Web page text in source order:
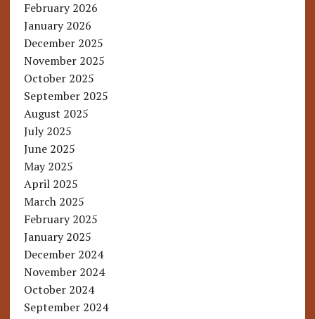
February 2026
January 2026
December 2025
November 2025
October 2025
September 2025
August 2025
July 2025
June 2025
May 2025
April 2025
March 2025
February 2025
January 2025
December 2024
November 2024
October 2024
September 2024